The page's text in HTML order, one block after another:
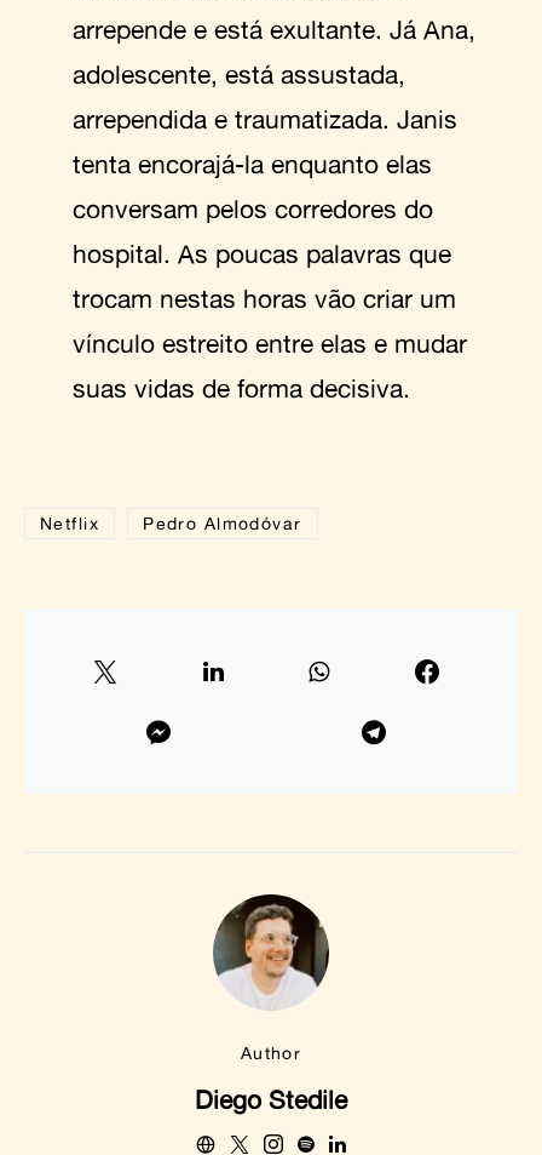
arrepende e está exultante. Já Ana,
adolescente, está assustada,
arrependida e traumatizada. Janis
tenta encorajá-la enquanto elas
conversam pelos corredores do
hospital. As poucas palavras que
trocam nestas horas vão criar um
vínculo estreito entre elas e mudar
suas vidas de forma decisiva.
Netflix Pedro Almodóvar
Author
Diego Stedile